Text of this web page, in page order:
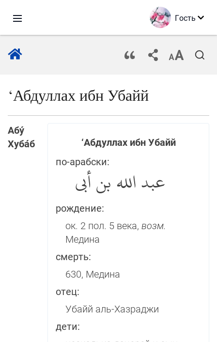
Гость
‘Абдуллах ибн Убайй
‘Абдуллах ибн Убайй
по-арабски:
عبد الله بن أبي
рождение:
ок. 2 пол. 5 века, возм.
Медина
смерть:
630, Медина
отец:
Убайй аль-Хазраджи
дети:
Абу́
Хуба́б